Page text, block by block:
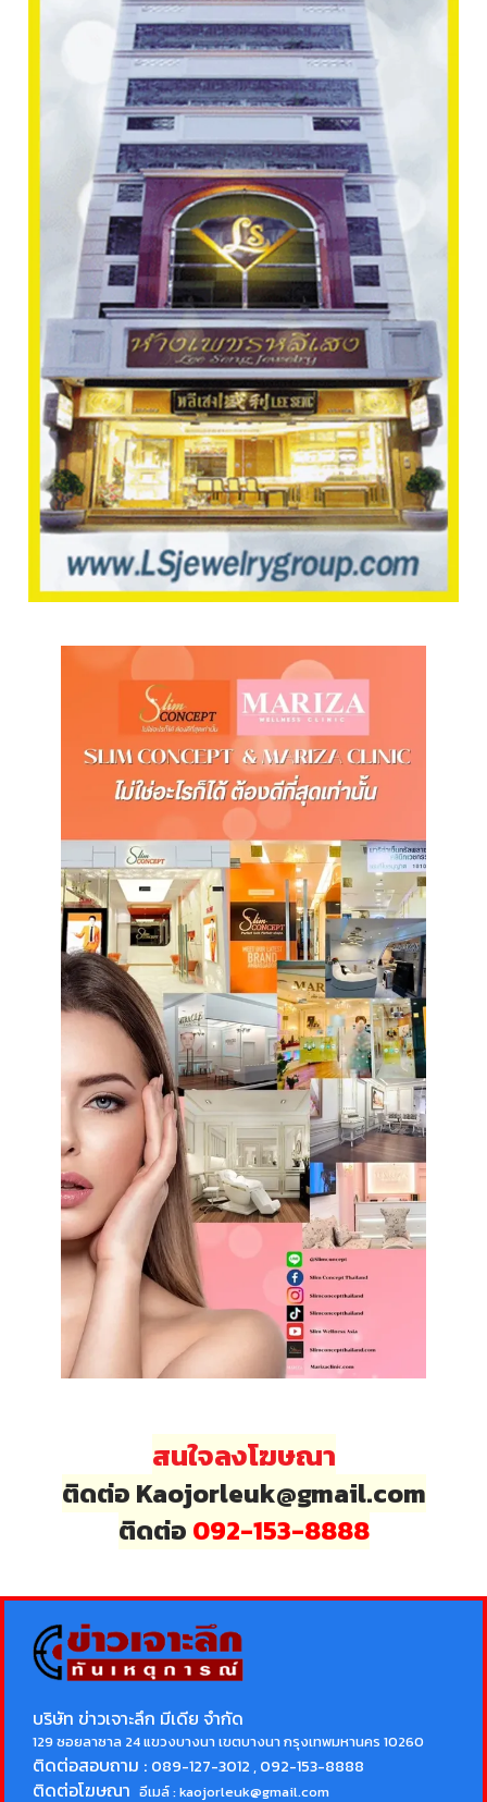
สนใจลงโฆษณา
ติดต่อ Kaojorleuk@gmail.com
ติดต่อ 092-153-8888
บริษัท ข่าวเจาะลึก มีเดีย จำกัด
129 ซอยลาซาล 24 แขวงบางนา เขตบางนา กรุงเทพมหานคร 10260
ติดต่อสอบถาม : 089-127-3012 , 092-153-8888
ติดต่อโฆษณา อีเมล์ :kaojorleuk@gmail.com